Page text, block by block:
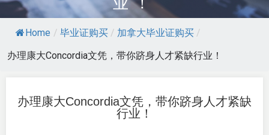
Home / 毕业证购买 / 加拿大毕业证购买 /
办理康大Concordia文凭，带你跻身人才紧缺行业！
办理康大Concordia文凭，带你跻身人才紧缺
行业！